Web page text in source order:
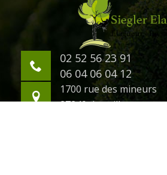
02 52 56 23 91
06 04 06 04 12
1700 rue des mineurs
27240 damville